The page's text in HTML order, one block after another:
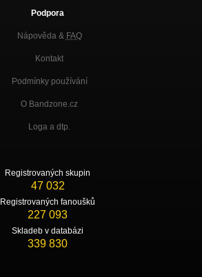
Podpora
Nápověda & FAQ
Kontakt
Podmínky používání
O Bandzone.cz
Loga a dtp.
Registrovaných skupin
47 032
Registrovaných fanoušků
227 093
Skladeb v databázi
339 830